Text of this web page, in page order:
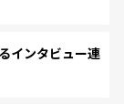
インタビュー連